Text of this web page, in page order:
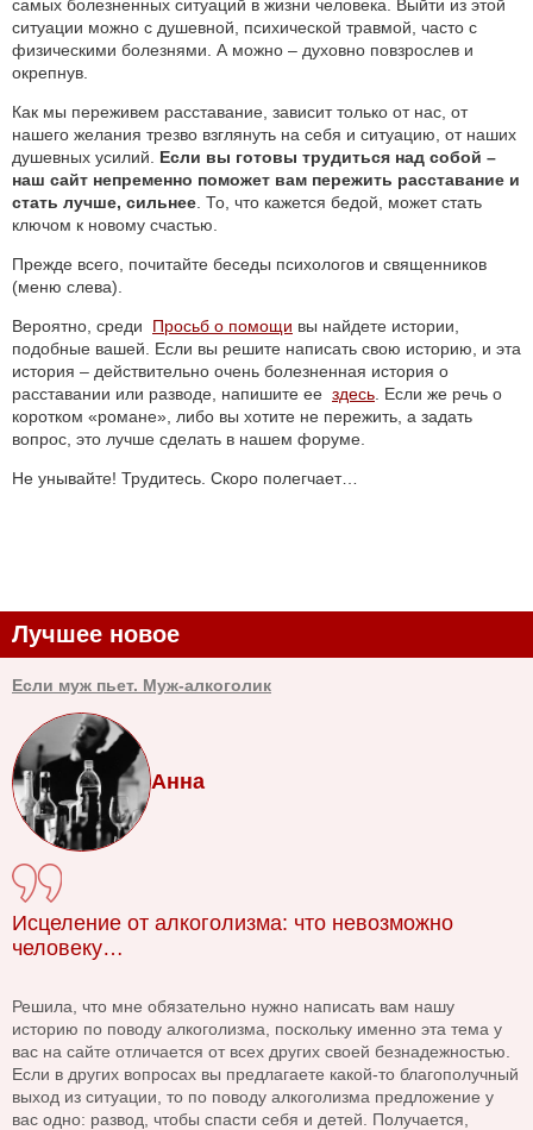
самых болезненных ситуаций в жизни человека. Выйти из этой
ситуации можно с душевной, психической травмой, часто с
физическими болезнями. А можно – духовно повзрослев и
окрепнув.
Как мы переживем расставание, зависит только от нас, от
нашего желания трезво взглянуть на себя и ситуацию, от наших
душевных усилий. Если вы готовы трудиться над собой –
наш сайт непременно поможет вам пережить расставание и
стать лучше, сильнее . То, что кажется бедой, может стать
ключом к новому счастью.
Прежде всего, почитайте беседы психологов и священников
(меню слева).
Вероятно, среди Просьб о помощи вы найдете истории,
подобные вашей. Если вы решите написать свою историю, и эта
история – действительно очень болезненная история о
расставании или разводе, напишите ее здесь . Если же речь о
коротком «романе», либо вы хотите не пережить, а задать
вопрос, это лучше сделать в нашем форуме.
Не унывайте! Трудитесь. Скоро полегчает…
Лучшее новое
Если муж пьет. Муж-алкоголик
Анна
Исцеление от алкоголизма: что невозможно
человеку…
Решила, что мне обязательно нужно написать вам нашу
историю по поводу алкоголизма, поскольку именно эта тема у
вас на сайте отличается от всех других своей безнадежностью.
Если в других вопросах вы предлагаете какой-то благополучный
выход из ситуации, то по поводу алкоголизма предложение у
вас одно: развод, чтобы спасти себя и детей. Получается,